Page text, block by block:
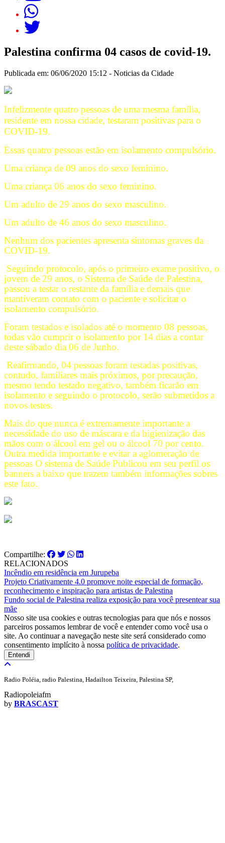
Palestina confirma 04 casos de covid-19.
Publicada em: 06/06/2020 15:12 - Noticias da Cidade
Infelizmente quatro pessoas de uma mesma família,
residente em nossa cidade, testaram positivas para o
COVID-19.
Essas quatro pessoas estão em isolamento compulsório.
Uma criança de 09 anos do sexo feminino.
Uma criança 06 anos do sexo feminino.
Um adulto de 29 anos do sexo masculino.
Um adulto de 46 anos do sexo masculino.
Nenhum dos pacientes apresenta sintomas graves da
COVID-19.
Seguindo protocolo, após o primeiro exame positivo, o
jovem de 29 anos, o Sistema de Saúde de Palestina,
passou a testar o restante da família e demais que
mantiveram contato com o paciente e solicitar o
isolamento compulsório.
Foram testados e isolados até o momento 08 pessoas,
todas vão cumprir o isolamento por 14 dias a contar
deste sábado dia 06 de Junho.
Reafirmando, 04 pessoas foram testadas positivas,
contudo, familiares mais próximos, por precaução,
mesmo tendo testado negativo, também ficarão em
isolamento e seguindo o protocolo, serão submetidos a
novos testes.
Mais do que nunca é extremamente importante a
necessidade do uso de máscara e da higienização das
mãos com o álcool em gel ou o álcool 70 por cento.
Outra medida importante e evitar a aglomeração de
pessoas O sistema de Saúde Publicou em seu perfil os
banners a baixo que trazem também informações sobres
este fato.
Compartilhe:
RELACIONADOS
Incêndio em residência em Jurupeba
Projeto Criativamente 4.0 promove noite especial de formação,
reconhecimento e inspiração para artistas de Palestina
Fundo social de Palestina realiza exposição para você presentear sua
mãe
Nosso site usa cookies e outras tecnologias para que nós e nossos
parceiros possamos lembrar de você e entender como você usa o
site. Ao continuar a navegação neste site será considerado como
consentimento implícito à nossa política de privacidade.
Entendi
Radio Poléia, radio Palestina, Hadailton Teixeira, Palestina SP,
Radiopoleiafm
by BRASCAST